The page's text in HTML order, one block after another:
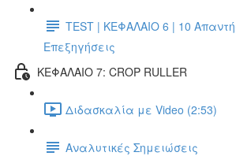
TEST | ΚΕΦΑΛΑΙΟ 6 | 10
Επεξηγήσεις
ΚΕΦΑΛΑΙΟ 7: CROP RULLER
Διδασκαλία με Video (2:53)
Αναλυτικές Σημειώσεις